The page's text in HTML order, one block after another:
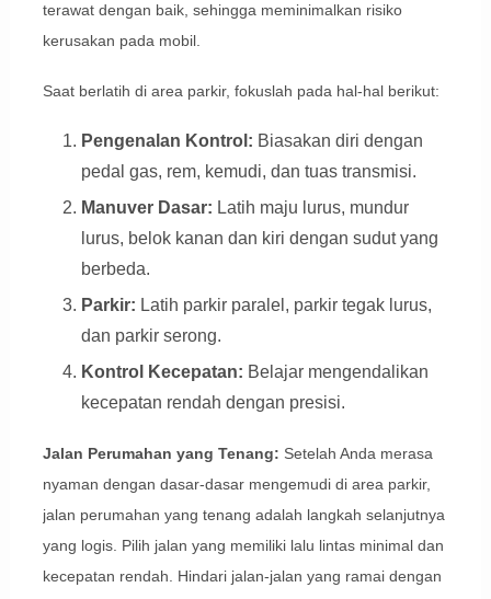
terawat dengan baik, sehingga meminimalkan risiko
kerusakan pada mobil.
Saat berlatih di area parkir, fokuslah pada hal-hal berikut:
Pengenalan Kontrol: Biasakan diri dengan
pedal gas, rem, kemudi, dan tuas transmisi.
Manuver Dasar: Latih maju lurus, mundur
lurus, belok kanan dan kiri dengan sudut yang
berbeda.
Parkir: Latih parkir paralel, parkir tegak lurus,
dan parkir serong.
Kontrol Kecepatan: Belajar mengendalikan
kecepatan rendah dengan presisi.
Jalan Perumahan yang Tenang: Setelah Anda merasa
nyaman dengan dasar-dasar mengemudi di area parkir,
jalan perumahan yang tenang adalah langkah selanjutnya
yang logis. Pilih jalan yang memiliki lalu lintas minimal dan
kecepatan rendah. Hindari jalan-jalan yang ramai dengan